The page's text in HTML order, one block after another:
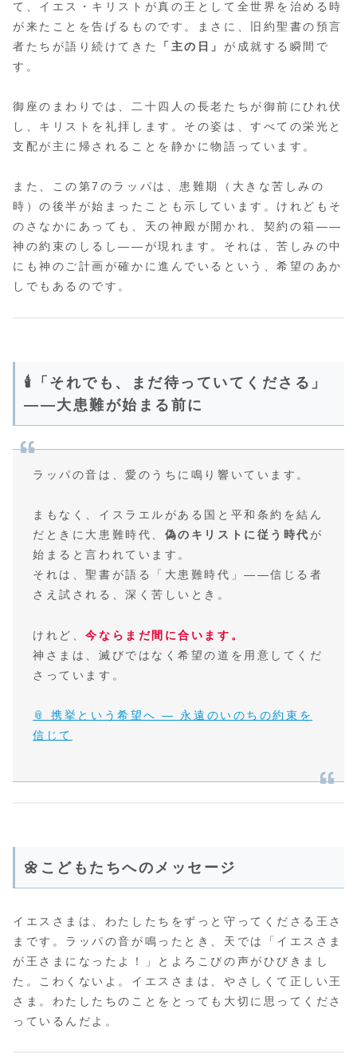
て、イエス・キリストが真の王として全世界を治める時
が来たことを告げるものです。まさに、旧約聖書の預言
者たちが語り続けてきた
「主の日」 が成就する瞬間で
す。
御座のまわりでは、二十四人の長老たちが御前にひれ伏
し、キリストを礼拝します。その姿は、すべての栄光と
支配が主に帰されることを静かに物語っています。
また、この第7のラッパは、患難期（大きな苦しみの
時）の後半が始まったことも示しています。けれどもそ
のさなかにあっても、天の神殿が開かれ、契約の箱――
神の約束のしるし――が現れます。それは、苦しみの中
にも神のご計画が確かに進んでいるという、希望のあか
しでもあるのです。
🕯️「それでも、まだ待っていてくださる」
――大患難が始まる前に
ラッパの音は、愛のうちに鳴り響いています。
まもなく、イスラエルがある国と平和条約を結ん
だときに大患難時代、 偽のキリストに従う時代 が
始まると言われています。
それは、聖書が語る「大患難時代」――信じる者
さえ試される、深く苦しいとき。
けれど、今ならまだ間に合います。
神さまは、滅びではなく希望の道を用意してくだ
さっています。
📎 携挙という希望へ — 永遠のいのちの約束を
信じて
🌼こどもたちへのメッセージ
イエスさまは、わたしたちをずっと守ってくださる王さ
まです。ラッパの音が鳴ったとき、天では「イエスさま
が王さまになったよ！」とよろこびの声がひびきまし
た。こわくないよ。イエスさまは、やさしくて正しい王
さま。わたしたちのことをとっても大切に思ってくださ
っているんだよ。